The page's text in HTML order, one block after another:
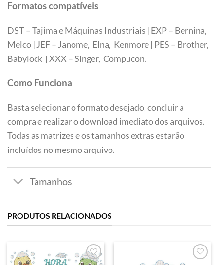
Formatos compatíveis
DST – Tajima e Máquinas Industriais | EXP – Bernina,
Melco | JEF – Janome, Elna, Kenmore | PES – Brother,
Babylock | XXX – Singer, Compucon.
Como Funciona
Basta selecionar o formato desejado, concluir a
compra e realizar o download imediato dos arquivos.
Todas as matrizes e os tamanhos extras estarão
incluídos no mesmo arquivo.
Tamanhos
PRODUTOS RELACIONADOS